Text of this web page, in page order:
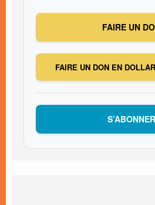
FAIRE UN
FAIRE UN DON EN
S’ABONNER